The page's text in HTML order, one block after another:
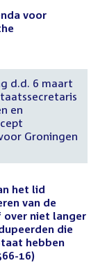
voor
d.d. 6 maart
en
Groningen
het lid
van de
over niet langer
die
hebben
16)